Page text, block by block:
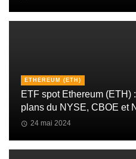
ETHEREUM (ETH)
ETF spot Ethereum (ETH)
plans du NYSE, CBOE et
24 mai 2024